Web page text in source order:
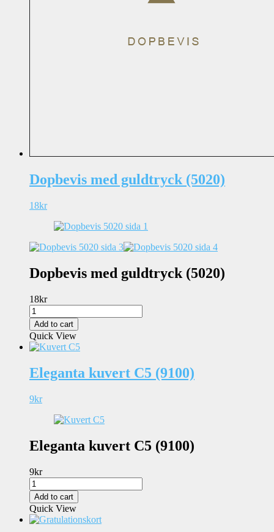
Dopbevis med guldtryck (5020)
18kr
Dopbevis med guldtryck (5020)
18kr
Dopbevis
med
guldtryck
(5020)
quantity
Add to cart
Quick View
Eleganta kuvert C5 (9100)
9kr
Eleganta kuvert C5 (9100)
9kr
Eleganta
kuvert
C5
(9100)
quantity
Add to cart
Quick View